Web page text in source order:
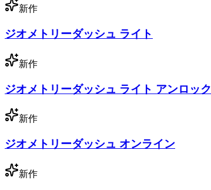
新作
ジオメトリーダッシュ ライト
新作
ジオメトリーダッシュ ライト アンロック
新作
ジオメトリーダッシュ オンライン
新作